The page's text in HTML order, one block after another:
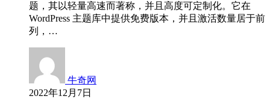
题，其以轻量高速而著称，并且高度可定制化。它在
WordPress 主题库中提供免费版本，并且激活数量居于前
列，…
牛奇网
2022年12月7日